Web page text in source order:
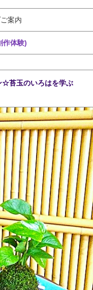
案内
作体験)
☆苔玉のいろはを学ぶ